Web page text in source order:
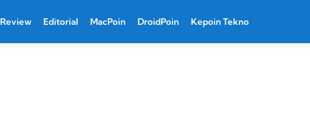
Review Editorial MacPoin DroidPoin Kepoin Tekno